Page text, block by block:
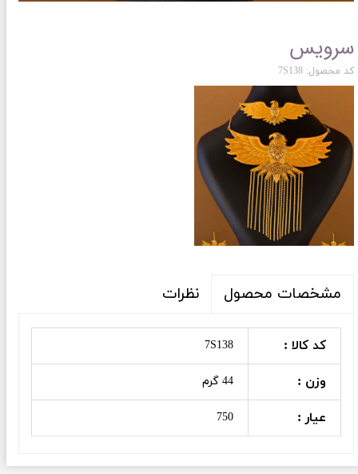
سرویس
کد محصول: 7S138
مشخصات محصول نظرات
کد کالا : 7S138
وزن : 44 گرم
عیار : 750